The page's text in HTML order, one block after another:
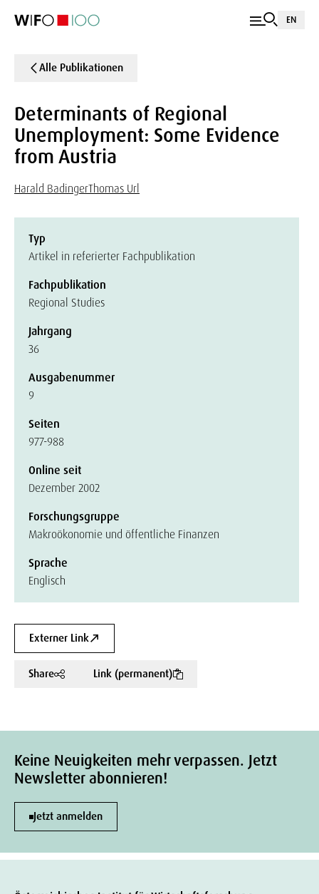
EN
Alle Publikationen
Determinants of Regional
Unemployment: Some Evidence
from Austria
Harald BadingerThomas Url
Typ
Artikel in referierter Fachpublikation
Fachpublikation
Regional Studies
Jahrgang
36
Ausgabenummer
9
Seiten
977-988
Online seit
Dezember 2002
Forschungsgruppe
Makroökonomie und öffentliche Finanzen
Sprache
Englisch
Externer Link
Share Link (permanent)
Keine Neuigkeiten mehr verpassen. Jetzt
Newsletter abonnieren!
Jetzt anmelden